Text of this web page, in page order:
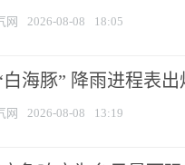
网 2026-08-08 18:05
白海豚” 降雨进程表
网 2026-08-08 13:19